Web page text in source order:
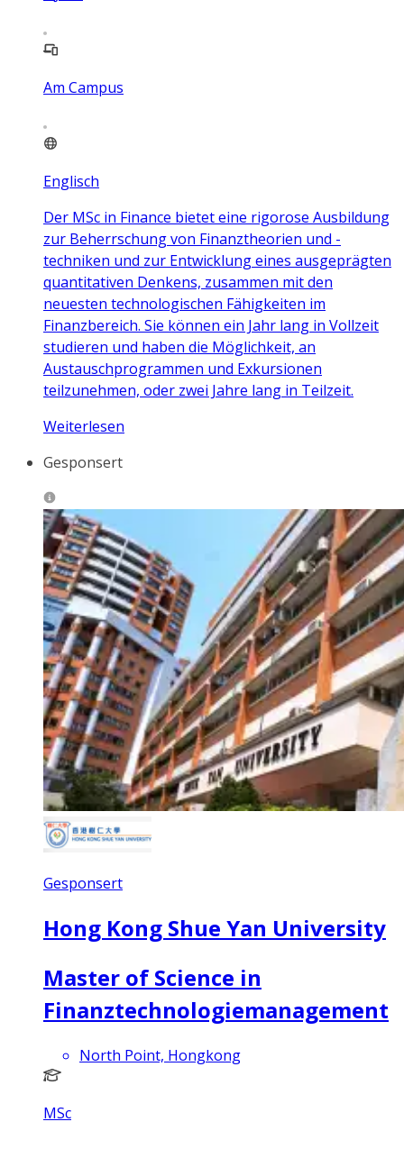
Am Campus
Englisch
Der MSc in Finance bietet eine rigorose Ausbildung
zur Beherrschung von Finanztheorien und -
techniken und zur Entwicklung eines ausgeprägten
quantitativen Denkens, zusammen mit den
neuesten technologischen Fähigkeiten im
Finanzbereich. Sie können ein Jahr lang in Vollzeit
studieren und haben die Möglichkeit, an
Austauschprogrammen und Exkursionen
teilzunehmen, oder zwei Jahre lang in Teilzeit.
Weiterlesen
Gesponsert
Gesponsert
Hong Kong Shue Yan University
Master of Science in
Finanztechnologiemanagement
North Point, Hongkong
MSc